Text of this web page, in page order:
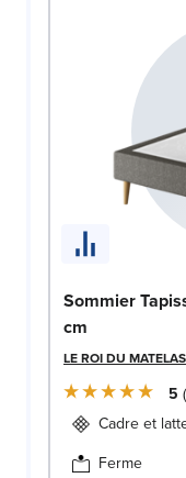
Sommier
cm
LE ROI DU MATELAS
5
Cadre et
Ferme